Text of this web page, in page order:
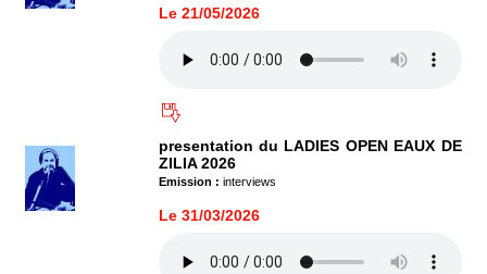
Le 21/05/2026
presentation du LADIES OPEN EAUX DE
ZILIA 2026
Emission : interviews
Le 31/03/2026